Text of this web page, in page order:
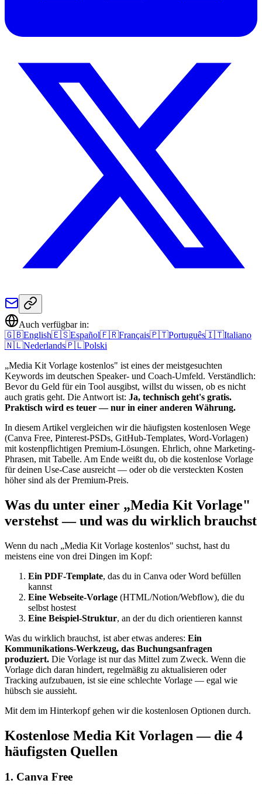
Auch verfügbar in:
🇬🇧English🇪🇸Español🇫🇷Français🇵🇹Português🇮🇹Italiano
🇳🇱Nederlands🇵🇱Polski
„Media Kit Vorlage kostenlos" ist eines der meistgesuchten
Keywords im deutschen Speaker- und Coach-Umfeld. Verständlich:
Bevor du Geld für ein Tool ausgibst, willst du wissen, ob es nicht
auch gratis geht. Die Antwort ist: Ja, technisch geht's gratis.
Praktisch wird es teuer — nur in einer anderen Währung.
In diesem Artikel vergleichen wir die häufigsten kostenlosen Wege
(Canva Free, Pinterest-PSDs, GitHub-Templates, Word-Vorlagen)
mit kostenpflichtigen Premium-Lösungen. Ehrlich, ohne Marketing-
Phrasen, mit Tabelle. Am Ende weißt du, ob die kostenlose Vorlage
für deinen Use-Case ausreicht — oder ob die versteckten Kosten
höher sind als der Premium-Preis.
Was du unter einer „Media Kit Vorlage"
verstehst — und was du wirklich brauchst
Wenn du nach „Media Kit Vorlage kostenlos" suchst, hast du
meistens eine von drei Dingen im Kopf:
Ein PDF-Template, das du in Canva oder Word befüllen
kannst
Eine Webseite-Vorlage (HTML/Notion/Webflow), die du
selbst hostest
Eine Beispiel-Struktur, an der du dich orientieren kannst
Was du wirklich brauchst, ist aber etwas anderes: Ein
Kommunikations-Werkzeug, das Buchungsanfragen
produziert. Die Vorlage ist nur das Mittel zum Zweck. Wenn die
Vorlage dich daran hindert, regelmäßig zu aktualisieren oder
Tracking aufzubauen, ist sie eine schlechte Vorlage — egal wie
hübsch sie aussieht.
Mit dem im Hinterkopf gehen wir die kostenlosen Optionen durch.
Kostenlose Media Kit Vorlagen — die 4
häufigsten Quellen
1. Canva Free